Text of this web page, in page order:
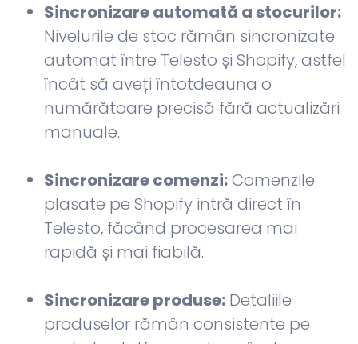
Sincronizare automată a stocurilor:
Nivelurile de stoc rămân sincronizate
automat între Telesto și Shopify, astfel
încât să aveți întotdeauna o
numărătoare precisă fără actualizări
manuale.
Sincronizare comenzi:Comenzile
plasate pe Shopify intră direct în
Telesto, făcând procesarea mai
rapidă și mai fiabilă.
Sincronizare produse: Detaliile
produselor rămân consistente pe